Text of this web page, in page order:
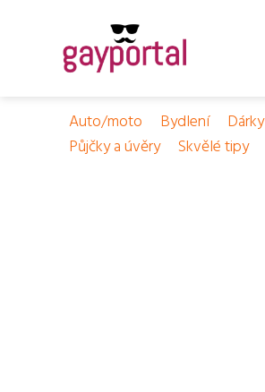
Auto/moto Bydlení Dárky
Půjčky a úvěry
Skvělé tipy